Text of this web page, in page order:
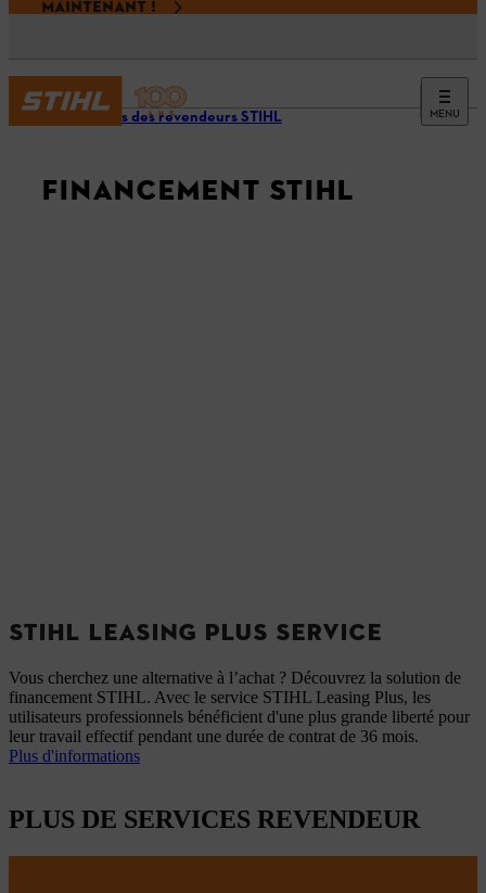
MAINTENANT !
MENU
Services des revendeurs STIHL
FINANCEMENT STIHL
STIHL LEASING PLUS SERVICE
Vous cherchez une alternative à l’achat ? Découvrez la solution de
financement STIHL. Avec le service STIHL Leasing Plus, les
utilisateurs professionnels bénéficient d'une plus grande liberté pour
leur travail effectif pendant une durée de contrat de 36 mois.
Plus d'informations
PLUS DE SERVICES REVENDEUR